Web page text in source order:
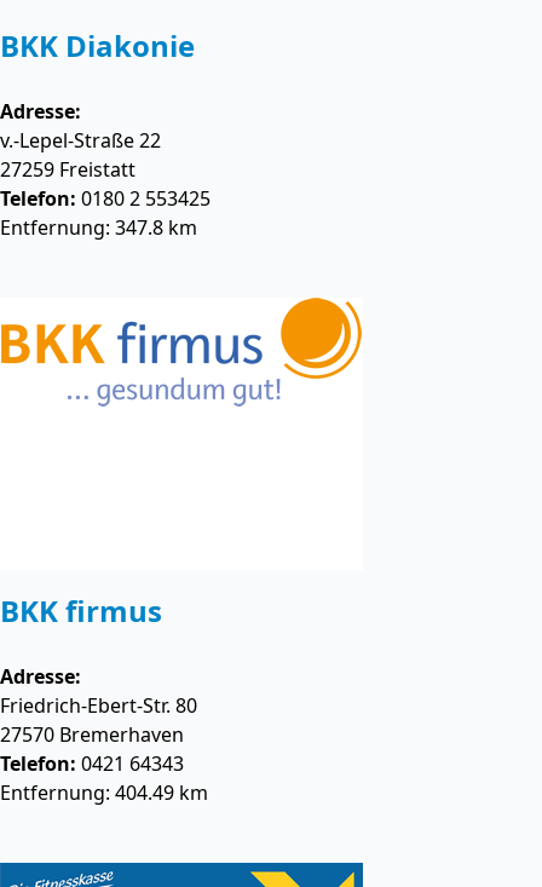
BKK Diakonie
Adresse:
v.-Lepel-Straße 22
27259 Freistatt
Telefon: 0180 2 553425
Entfernung: 347.8 km
BKK firmus
Adresse:
Friedrich-Ebert-Str. 80
27570 Bremerhaven
Telefon: 0421 64343
Entfernung: 404.49 km